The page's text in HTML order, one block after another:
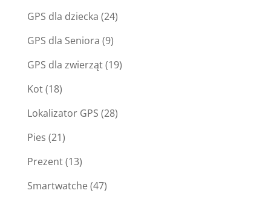
GPS dla dziecka (24)
GPS dla Seniora (9)
GPS dla zwierząt(19)
Kot(18)
Lokalizator GPS (28)
Pies (21)
Prezent(13)
Smartwatche(47)